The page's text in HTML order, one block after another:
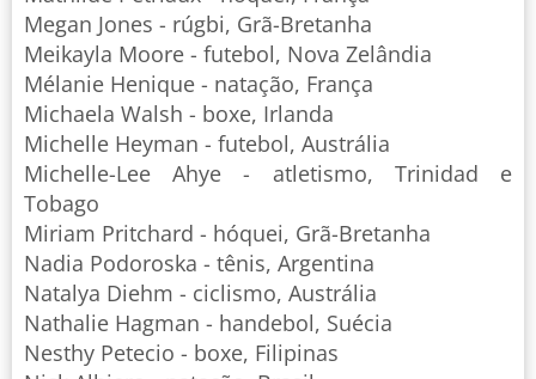
Megan Jones - rúgbi, Grã-Bretanha
Meikayla Moore - futebol, Nova Zelândia
Mélanie Henique - natação, França
Michaela Walsh - boxe, Irlanda
Michelle Heyman - futebol, Austrália
Michelle-Lee Ahye - atletismo, Trinidad e
Tobago
Miriam Pritchard - hóquei, Grã-Bretanha
Nadia Podoroska - tênis, Argentina
Natalya Diehm - ciclismo, Austrália
Nathalie Hagman - handebol, Suécia
Nesthy Petecio - boxe, Filipinas